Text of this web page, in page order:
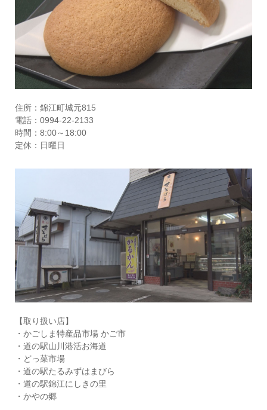
住所：錦江町城元815
電話：0994-22-2133
時間：8:00～18:00
定休：日曜日
【取り扱い店】
・かごしま特産品市場 かご市
・道の駅山川港活お海道
・どっ菜市場
・道の駅たるみずはまびら
・道の駅錦江にしきの里
・かやの郷